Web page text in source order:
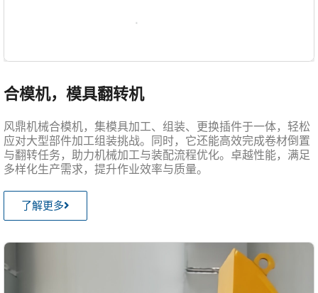
合模机，模具翻转机
风鼎机械合模机，集模具加工、组装、更换插件于一体，轻松
应对大型部件加工组装挑战。同时，它还能高效完成卷材倒置
与翻转任务，助力机械加工与装配流程优化。卓越性能，满足
多样化生产需求，提升作业效率与质量。
了解更多